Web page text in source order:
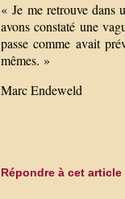
« Je me retrouve dans
avons constaté une
passe comme avait
mêmes. »
Marc Endeweld
Répondre à cet article